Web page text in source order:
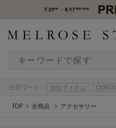
注目ワード： 別注アイテム OOFOS
TOP 全商品 アクセサリー